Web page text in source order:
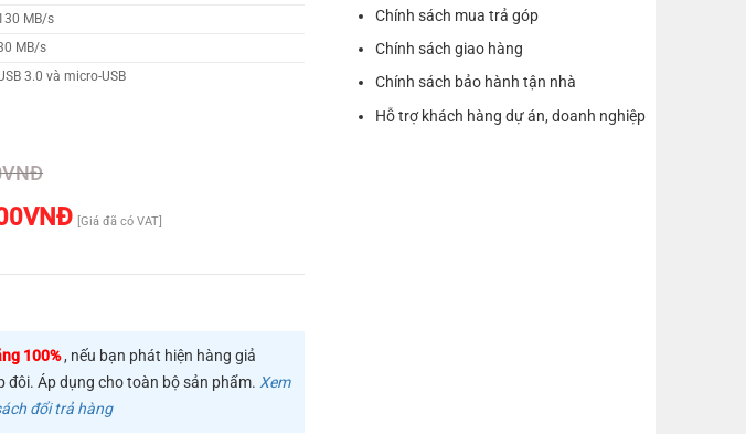
MB/s
MB/s
3.0 và micro-USB
Zone
VNĐ
VNĐ [Giá đã có VAT]
100%, nếu bạn phát hiện hàng giả
đôi. Áp dụng cho toàn bộ sản phẩm. Xem
đổi trả hàng
Chính sách mua trả góp
Chính sách giao hàng
Chính sách bảo hành tận nhà
Hỗ trợ khách hàng dự án, doanh nghiệp